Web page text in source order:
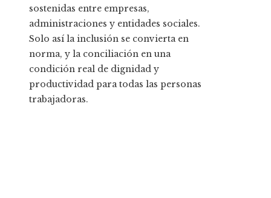
sostenidas entre empresas,
administraciones y entidades sociales.
Solo así la inclusión se convierta en
norma, y la conciliación en una
condición real de dignidad y
productividad para todas las personas
trabajadoras.